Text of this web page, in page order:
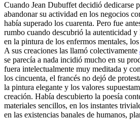
Cuando Jean Dubuffet decidió dedicarse
abandonar su actividad en los negocios
había superado los cuarenta. Pero fue
rumbo cuando descubrió la autenticidad
en la pintura de los enfermos mentales,
A sus creaciones las llamó colectivamente
se parecía a nada incidió mucho en su
fuera intelectualmente muy meditada y
los cincuenta, el francés no dejó de
la pintura elegante y los valores
creación. Había descubierto la poesía
materiales sencillos, en los instantes
en las existencias banales de humanos,